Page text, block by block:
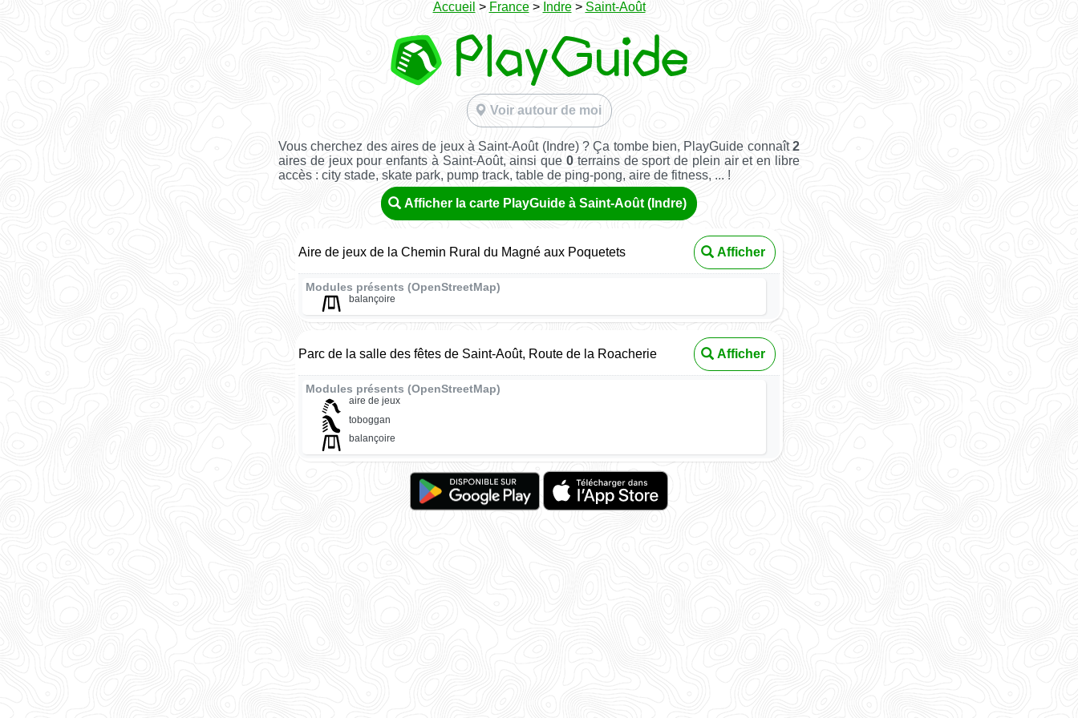
Accueil > France> Indre> Saint-Août
Voir autour de moi
Vous cherchez des aires de jeux à Saint-Août (Indre) ? Ça tombe bien, PlayGuide connaît2
aires de jeux pour enfants à Saint-Août, ainsi que 0 terrains de sport de plein air et en libre
accès : city stade, skate park, pump track, table de ping-pong, aire de fitness, ... !
Afficher la carte PlayGuide à Saint-Août (Indre)
Aire de jeux de la Chemin Rural du Magné aux Poquetets Afficher
Modules présents (OpenStreetMap)
balançoire
Parc de la salle des fêtes de Saint-Août, Route de la Roacherie Afficher
Modules présents (OpenStreetMap)
aire de jeux
toboggan
balançoire